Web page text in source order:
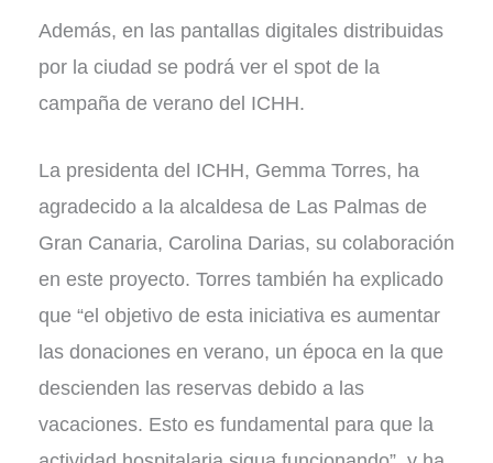
Además, en las pantallas digitales distribuidas
por la ciudad se podrá ver el spot de la
campaña de verano del ICHH.
La presidenta del ICHH, Gemma Torres, ha
agradecido a la alcaldesa de Las Palmas de
Gran Canaria, Carolina Darias, su colaboración
en este proyecto. Torres también ha explicado
que “el objetivo de esta iniciativa es aumentar
las donaciones en verano, un época en la que
descienden las reservas debido a las
vacaciones. Esto es fundamental para que la